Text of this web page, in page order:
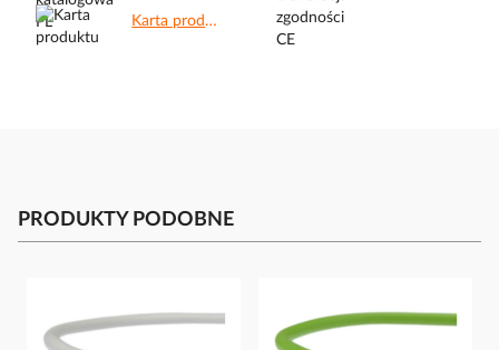
Karta produktu.pdf
PRODUKTY PODOBNE